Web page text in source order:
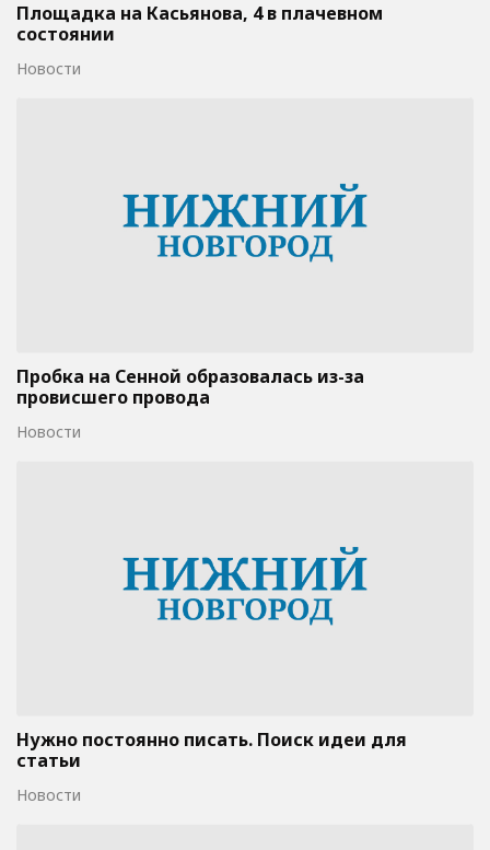
Площадка на Касьянова, 4 в плачевном
состоянии
Новости
Пробка на Сенной образовалась из-за
провисшего провода
Новости
Нужно постоянно писать. Поиск идеи для
статьи
Новости